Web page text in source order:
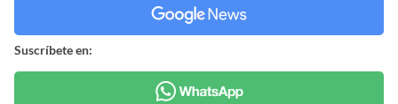
Suscríbete en: